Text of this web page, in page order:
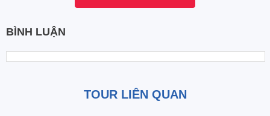
BÌNH LUẬN
TOUR LIÊN QUAN